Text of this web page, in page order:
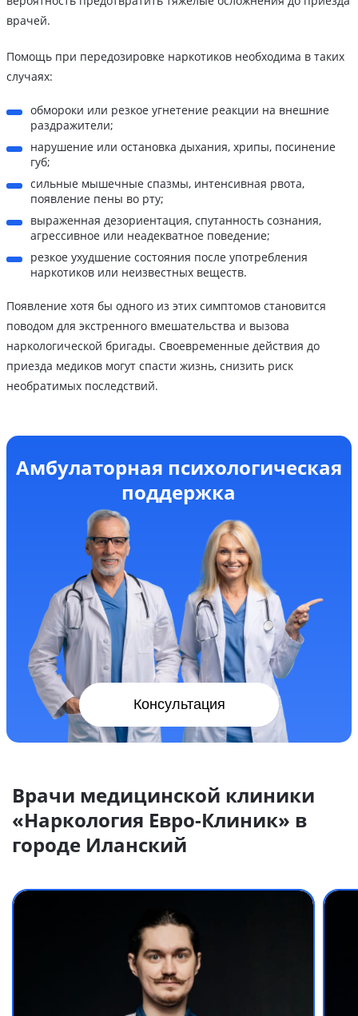
врачей.
Помощь при передозировке наркотиков необходима в таких
случаях:
обмороки или резкое угнетение реакции на внешние
раздражители;
нарушение или остановка дыхания, хрипы, посинение
губ;
сильные мышечные спазмы, интенсивная рвота,
появление пены во рту;
выраженная дезориентация, спутанность сознания,
агрессивное или неадекватное поведение;
резкое ухудшение состояния после употребления
наркотиков или неизвестных веществ.
Появление хотя бы одного из этих симптомов становится
поводом для экстренного вмешательства и вызова
наркологической бригады. Своевременные действия до
приезда медиков могут спасти жизнь, снизить риск
необратимых последствий.
Амбулаторная психологическая
поддержка
Консультация
Врачи медицинской клиники
«Наркология Евро-Клиник» в
городе Иланский